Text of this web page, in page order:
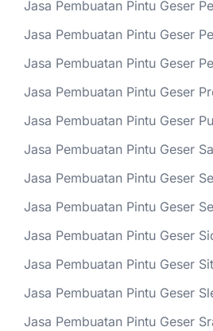
Jasa Pembuatan Pintu Geser
Jasa Pembuatan Pintu Geser
Jasa Pembuatan Pintu Geser
Jasa Pembuatan Pintu Geser
Jasa Pembuatan Pintu Geser
Jasa Pembuatan Pintu Geser
Jasa Pembuatan Pintu Geser
Jasa Pembuatan Pintu Geser
Jasa Pembuatan Pintu Geser
Jasa Pembuatan Pintu Geser
Jasa Pembuatan Pintu Geser
Jasa Pembuatan Pintu Geser